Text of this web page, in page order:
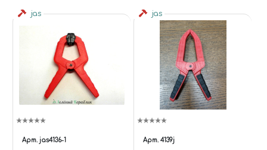
jas
Арт. jas4136-1
jas
Арт. 4139j